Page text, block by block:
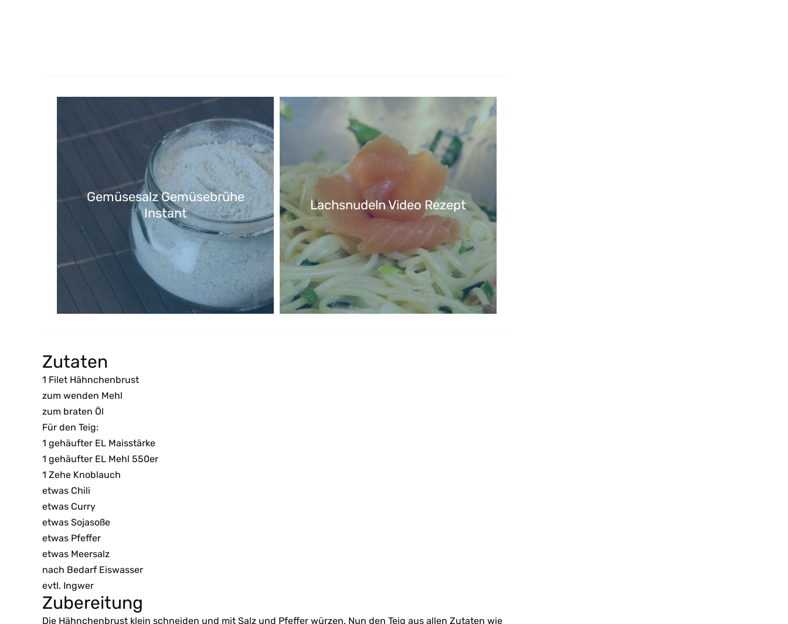
Gemüsesalz Gemüsebrühe
Instant
Lachsnudeln Video Rezept
Zutaten
1 Filet Hähnchenbrust
zum wenden Mehl
zum braten Öl
Für den Teig:
1 gehäufter EL Maisstärke
1 gehäufter EL Mehl 550er
1 Zehe Knoblauch
etwas Chili
etwas Curry
etwas Sojasoße
etwas Pfeffer
etwas Meersalz
nach Bedarf Eiswasser
evtl. Ingwer
Zubereitung
Die Hähnchenbrust klein schneiden und mit Salz und Pfeffer würzen. Nun den Teig aus allen Zutaten wie